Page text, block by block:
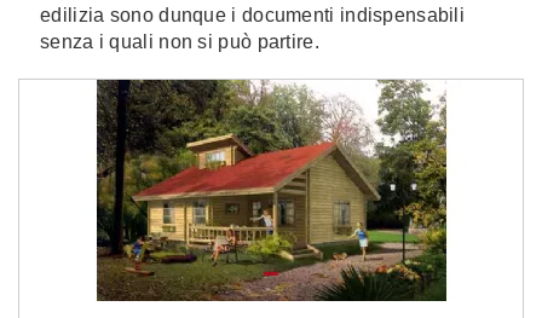
edilizia sono dunque i documenti indispensabili
senza i quali non si può partire.